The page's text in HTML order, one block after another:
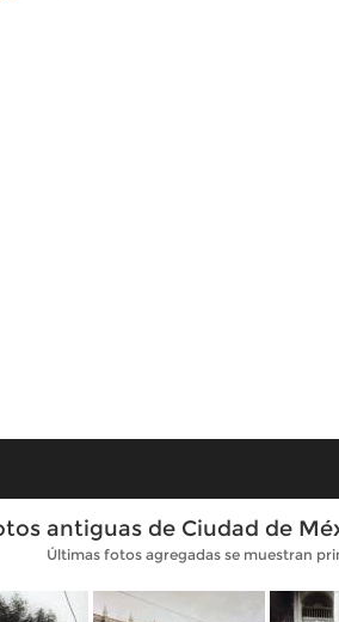
antiguas de Ciudad de
Últimas fotos agregadas se muestran